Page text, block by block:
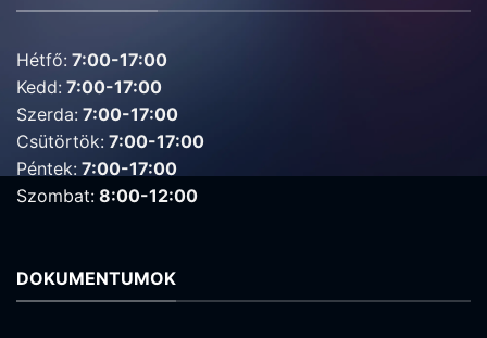
Hétfő: 7:00-17:00
Kedd: 7:00-17:00
Szerda: 7:00-17:00
Csütörtök: 7:00-17:00
Péntek: 7:00-17:00
Szombat: 8:00-12:00
DOKUMENTUMOK